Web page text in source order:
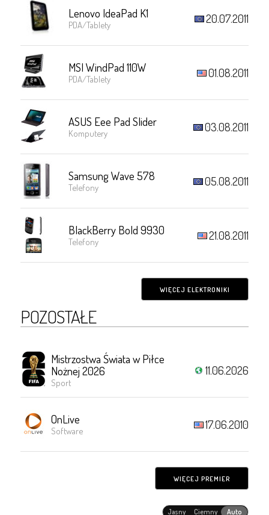
Lenovo IdeaPad K1
PDA/Tablety 20.07.2011
MSI WindPad 110W
PDA/Tablety 01.08.2011
ASUS Eee Pad Slider
Komputery 03.08.2011
Samsung Wave 578
Telefony 05.08.2011
BlackBerry Bold 9930
Telefony 21.08.2011
WIĘCEJ ELEKTRONIKI
POZOSTAŁE
Mistrzostwa Świata w Piłce
Nożnej 2026
Sport
11.06.2026
OnLive
Software 17.06.2010
WIĘCEJ PREMIER
Jasny Ciemny Auto